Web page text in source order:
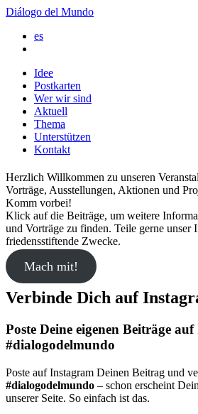
Diálogo del Mundo
es
Idee
Postkarten
Wer wir sind
Aktuell
Thema
Unterstützen
Kontakt
Herzlich Willkommen zu unseren
Vorträge, Ausstellungen, Aktionen und
Komm vorbei!
Klick auf die Beiträge, um weitere
und Vorträge zu finden. Teile gerne unser
friedensstiftende Zwecke.
Mach mit!
Verbinde Dich auf
Poste Deine eigenen Beiträge
#dialogodelmundo
Poste auf Instagram Deinen Beitrag und
#dialogodelmundo – schon erscheint
unserer Seite. So einfach ist das.